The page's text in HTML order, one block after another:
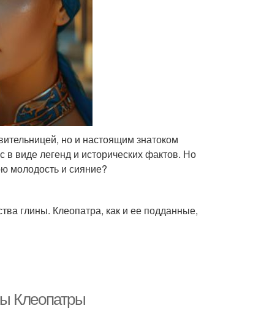
но и настоящим знатоком
в виде легенд и исторических фактов. Но
молодость и сияние?
глины. Клеопатра, как и ее подданные,
Клеопатры